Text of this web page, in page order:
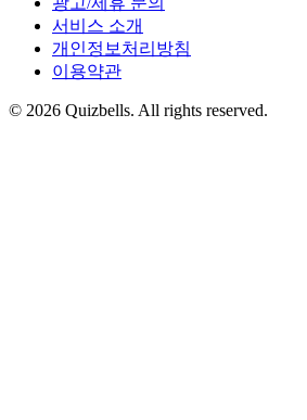
서비스 소개
개인정보처리방침
이용약관
© 2026 Quizbells. All rights reserved.